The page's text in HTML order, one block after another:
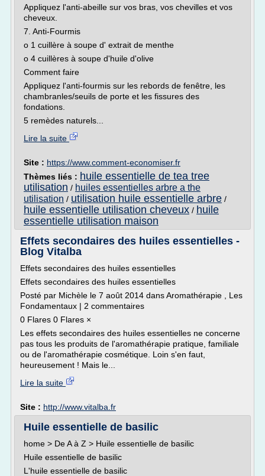
Appliquez l'anti-abeille sur vos bras, vos chevilles et vos
cheveux.
7. Anti-Fourmis
o 1 cuillère à soupe d' extrait de menthe
o 4 cuillères à soupe d'huile d'olive
Comment faire
Appliquez l'anti-fourmis sur les rebords de fenêtre, les
chambranles/seuils de porte et les fissures des
fondations.
5 remèdes naturels...
Lire la suite
Site : https://www.comment-economiser.fr
Thèmes liés : huile essentielle de tea tree
utilisation / huiles essentielles arbre a the
utilisation / utilisation huile essentielle arbre /
huile essentielle utilisation cheveux / huile
essentielle utilisation maison
Effets secondaires des huiles essentielles -
Blog Vitalba
Effets secondaires des huiles essentielles
Effets secondaires des huiles essentielles
Posté par Michèle le 7 août 2014 dans Aromathérapie , Les
Fondamentaux | 2 commentaires
0 Flares 0 Flares ×
Les effets secondaires des huiles essentielles ne concerne
pas tous les produits de l'aromathérapie pratique, familiale
ou de l'aromathérapie cosmétique. Loin s'en faut,
heureusement ! Mais le...
Lire la suite
Site : http://www.vitalba.fr
Huile essentielle de basilic
home > De A à Z > Huile essentielle de basilic
Huile essentielle de basilic
L'huile essentielle de basilic